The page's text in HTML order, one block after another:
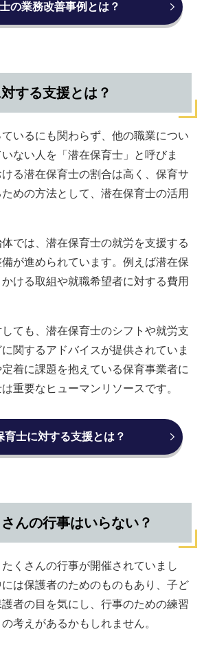
の業務改善事例とは？
する支援とは？
いるにも関わらず、他の職業につい
ない人を「潜在保育士」と呼びま
る潜在保育士の割合は高く、保育サ
めの方法として、潜在保育士の活用
では、潜在保育士の就労を支援する
が進められています。例えば潜在保
ける取組や就職希望者に対する費用
ても、潜在保育士のシフトや就労支
関するアドバイスが提供されていま
着に課題を抱えている保育事業者に
重要なヒューマンリソースです。
育士に対する支援とは？
んの行事はいらない？
くさんの行事が開催されていまし
は保護者のためのものもあり、子ど
者の目を気にし、行事のための練習
考えがあるかもしれません。